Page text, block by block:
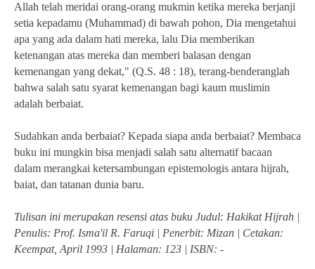
Allah telah meridai orang-orang mukmin ketika mereka berjanji
setia kepadamu (Muhammad) di bawah pohon, Dia mengetahui
apa yang ada dalam hati mereka, lalu Dia memberikan
ketenangan atas mereka dan memberi balasan dengan
kemenangan yang dekat," (Q.S. 48 : 18), terang-benderanglah
bahwa salah satu syarat kemenangan bagi kaum muslimin
adalah berbaiat.
Sudahkan anda berbaiat? Kepada siapa anda berbaiat? Membaca
buku ini mungkin bisa menjadi salah satu alternatif bacaan
dalam merangkai ketersambungan epistemologis antara hijrah,
baiat, dan tatanan dunia baru.
Tulisan ini merupakan resensi atas buku Judul: Hakikat Hijrah |
Penulis: Prof. Isma'il R. Faruqi | Penerbit: Mizan | Cetakan:
Keempat, April 1993 | Halaman: 123 | ISBN: -